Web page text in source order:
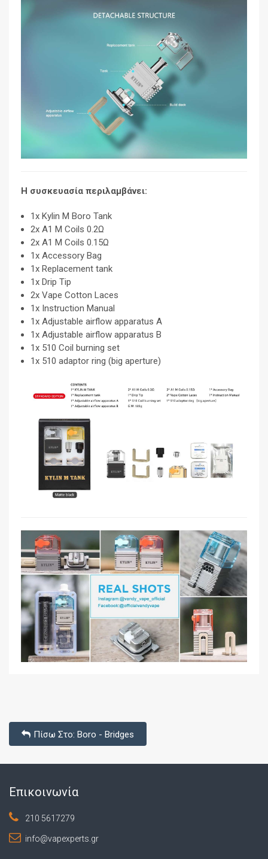
Η συσκευασία περιλαμβάνει:
1x Kylin M Boro Tank
2x A1 M Coils 0.2Ω
2x A1 M Coils 0.15Ω
1x Accessory Bag
1x Replacement tank
1x Drip Tip
2x Vape Cotton Laces
1x Instruction Manual
1x Adjustable airflow apparatus A
1x Adjustable airflow apparatus B
1x 510 Coil burning set
1x 510 adaptor ring (big aperture)
Πίσω Στο: Boro - Bridges
Επικοινωνία
210 5617279
info@vapexperts.gr